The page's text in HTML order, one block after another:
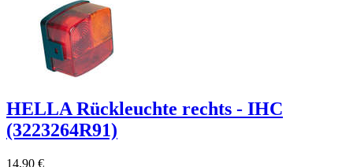
HELLA Rückleuchte rechts - IHC
(3223264R91)
14,90 €